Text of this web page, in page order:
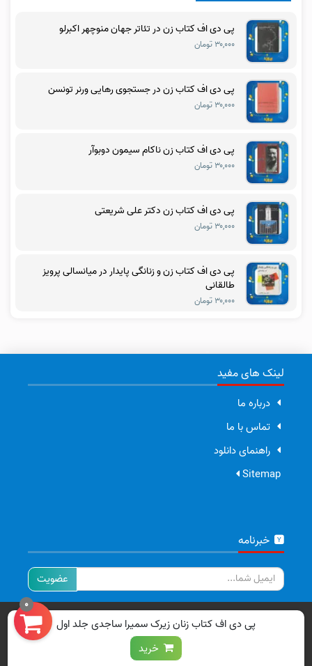
پی دی اف کتاب زن در تئاتر جهان منوچهر اکبرلو
۳۰,۰۰۰ تومان
پی دی اف کتاب زن در جستجوی رهایی ورنر تونسن
۳۰,۰۰۰ تومان
پی دی اف کتاب زن ناکام سیمون دوبوآر
۳۰,۰۰۰ تومان
پی دی اف کتاب زن دکتر علی شریعتی
۳۰,۰۰۰ تومان
پی دی اف کتاب زن و زنانگی پایدار در میانسالی پرویز
طالقانی
۳۰,۰۰۰ تومان
لینک های مفید
درباره ما
تماس با ما
راهنمای دانلود
Sitemap
خبرنامه
ایمیل
تمامی حقوق برای سایت ما محفوظ است.
0
پی دی اف کتاب زنان زیرک سمیرا ساجدی جلد اول
خرید